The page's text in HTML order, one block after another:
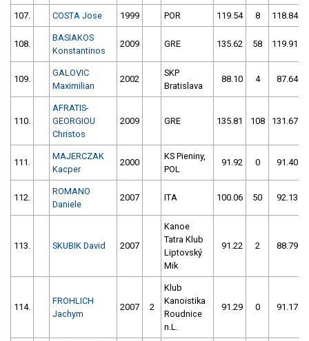
107. COSTA Jose 1999 POR 119.54 8 118.84
108.
BASIAKOS
Konstantinos
2009 GRE 135.62 58 119.91
109.
GALOVIC
Maximilian
2002
SKP
Bratislava
88.10 4 87.64
110.
AFRATIS-
GEORGIOU
Christos
2009 GRE 135.81 108 131.67
111.
MAJERCZAK
Kacper
2000
KS Pieniny,
POL
91.92 0 91.40
112.
ROMANO
Daniele
2007 ITA 100.06 50 92.13
113. SKUBIK David 2007
Kanoe
Tatra Klub
Liptovský
Mik
91.22 2 88.79
114.
FROHLICH
Jachym
2007 2
Klub
Kanoistika
Roudnice
n.L.
91.29 0 91.17